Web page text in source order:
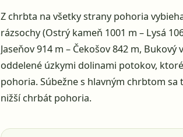
Z chrbta na všetky strany pohoria
rázsochy (Ostrý kameň 1001 m – Lysá
Jaseňov 914 m – Čekošov 842 m,
oddelené úzkymi dolinami potokov,
pohoria. Súbežne s hlavným chrbtom
nižší chrbát pohoria.